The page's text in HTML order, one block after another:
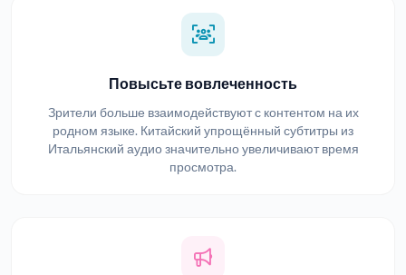
Повысьте вовлеченность
Зрители больше взаимодействуют с контентом на их
родном языке. Китайский упрощённый субтитры из
Итальянский аудио значительно увеличивают время
просмотра.